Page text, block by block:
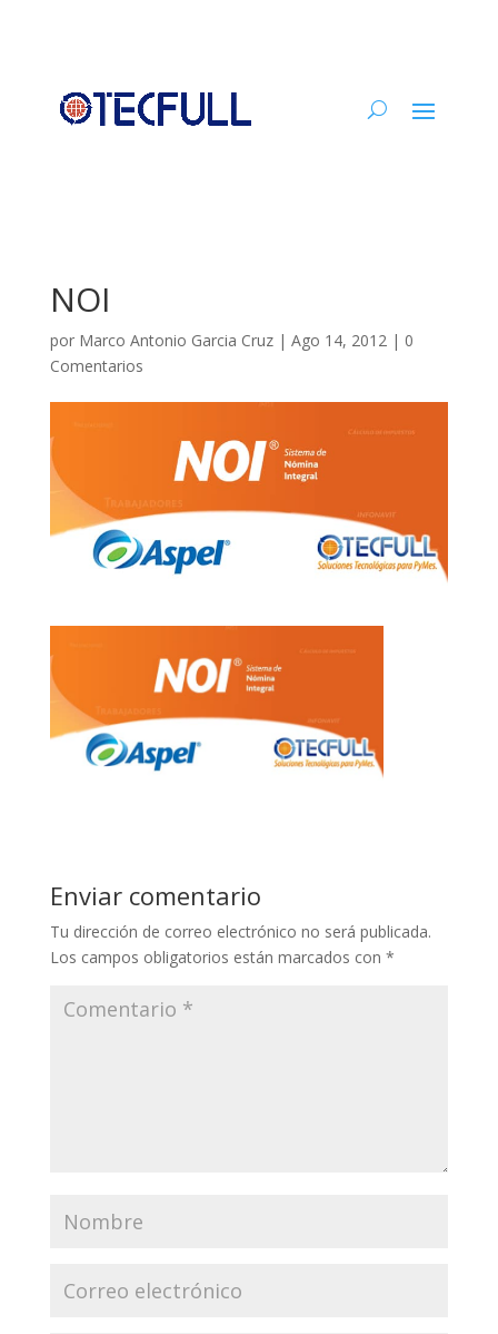
NOI
por Marco Antonio Garcia Cruz| Ago 14, 2012| 0
Comentarios
Enviar comentario
Tu dirección de correo electrónico no será publicada.
Los campos obligatorios están marcados con *